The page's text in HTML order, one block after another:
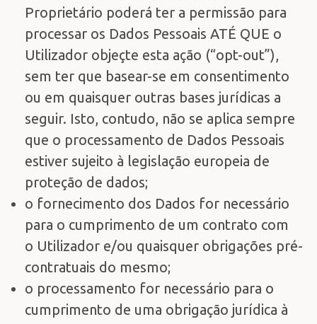
Proprietário poderá ter a permissão para
processar os Dados Pessoais ATÉ QUE o
Utilizador objeçte esta ação (“opt-out”),
sem ter que basear-se em consentimento
ou em quaisquer outras bases jurídicas a
seguir. Isto, contudo, não se aplica sempre
que o processamento de Dados Pessoais
estiver sujeito à legislação europeia de
proteção de dados;
o fornecimento dos Dados for necessário
para o cumprimento de um contrato com
o Utilizador e/ou quaisquer obrigações pré-
contratuais do mesmo;
o processamento for necessário para o
cumprimento de uma obrigação jurídica à